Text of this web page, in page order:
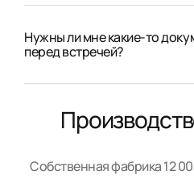
Нужны ли мне какие-то
перед встречей?
Собственная фабрика 12